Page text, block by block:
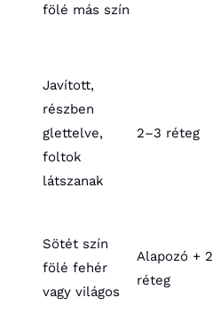
fölé más szín
Javított,
részben
glettelve,
foltok
látszanak
2–3 réteg
Sötét szín
fölé fehér
vagy világos
Alapozó + 2
réteg